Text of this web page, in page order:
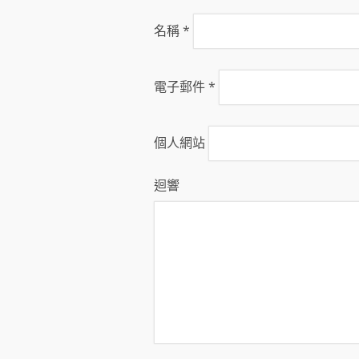
名稱*
電子郵件*
個人網站
迴響